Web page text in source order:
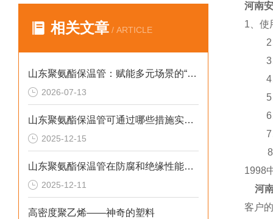
相关文章 / ARTICLE
山东聚氨酯保温管：赋能多元场景的“隐形守护者”
2026-07-13
山东聚氨酯保温管可通过哪些措施实现快速施工
2025-12-15
山东聚氨酯保温管在防腐和绝缘性能方面表现优异
2025-12-11
高密度聚乙烯——神奇的塑料
河南
1、使
2、
3、
4、
5、
6、
7、
8、
1998
河
客户